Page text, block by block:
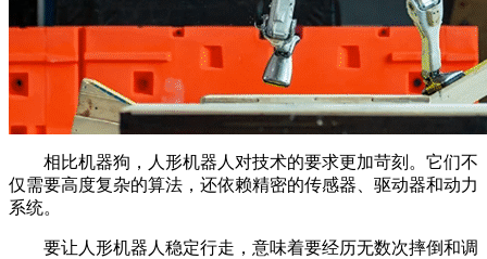
相比机器狗，人形机器人对技术的要求更加苛刻。它们不
仅需要高度复杂的算法，还依赖精密的传感器、驱动器和动力
系统。
要让人形机器人稳定行走，意味着要经历无数次摔倒和调